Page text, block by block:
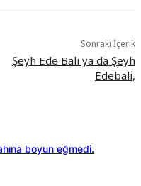
Sonraki İçerik
Şeyh Ede Balı ya da Şeyh
Edebali,
boyun eğmedi.